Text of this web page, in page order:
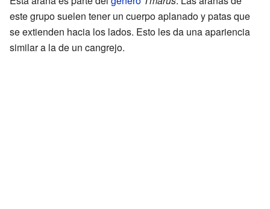
este grupo suelen tener un cuerpo aplanado y patas que
se extienden hacia los lados. Esto les da una apariencia
similar a la de un cangrejo.